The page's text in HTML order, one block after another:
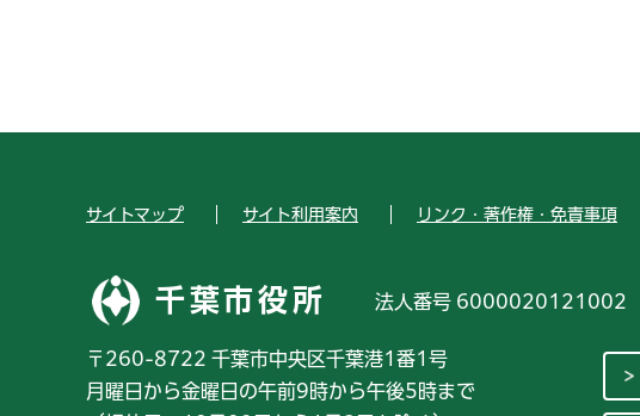
サイトマップ サイト利用案内 リンク・著作権・免責事項
千葉市役所 法人番号 6000020121002
〒260-8722 千葉市中央区千葉港1番1号
月曜日から金曜日の午前9時から午後5時まで